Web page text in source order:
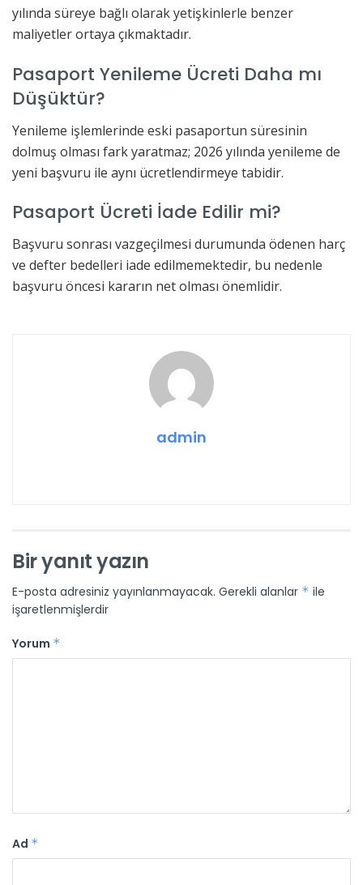
yılında süreye bağlı olarak yetişkinlerle benzer
maliyetler ortaya çıkmaktadır.
Pasaport Yenileme Ücreti Daha mı
Düşüktür?
Yenileme işlemlerinde eski pasaportun süresinin
dolmuş olması fark yaratmaz; 2026 yılında yenileme de
yeni başvuru ile aynı ücretlendirmeye tabidir.
Pasaport Ücreti İade Edilir mi?
Başvuru sonrası vazgeçilmesi durumunda ödenen harç
ve defter bedelleri iade edilmemektedir, bu nedenle
başvuru öncesi kararın net olması önemlidir.
admin
Bir yanıt yazın
E-posta adresiniz yayınlanmayacak. Gerekli alanlar * ile
işaretlenmişlerdir
Yorum *
Ad *